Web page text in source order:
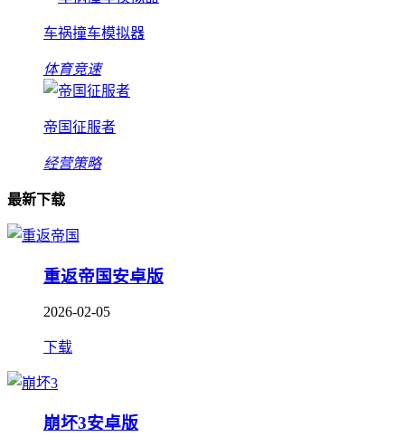
车祸撞车模拟器
体育竞速
帝国征服者
经营策略
最新下载
重返帝国安卓版
2026-02-05
下载
崩坏3安卓版